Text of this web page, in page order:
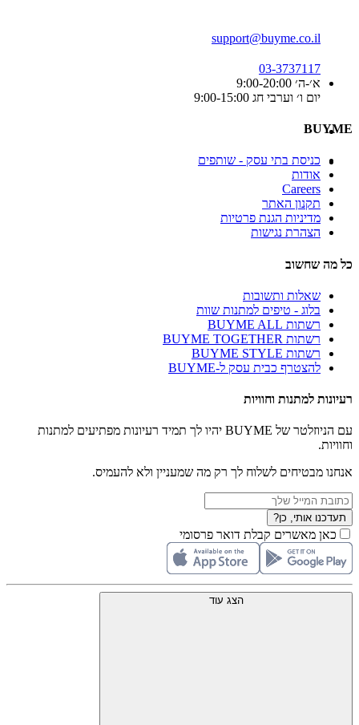
support@buyme.co.il
03-3737117
א׳-ה׳ 9:00-20:00
יום ו׳ וערבי חג 9:00-15:00
BUYME
כניסת בתי עסק - שותפים
אודות
Careers
תקנון האתר
מדיניות הגנת פרטיות
הצהרת נגישות
כל מה שחשוב
שאלות ותשובות
בלוג - טיפים למתנות שוות
רשתות BUYME ALL
רשתות BUYME TOGETHER
רשתות BUYME STYLE
להצטרף כבית עסק ל-BUYME
רעיונות למתנות וחוויות
עם הניוזלטר של BUYME יהיו לך תמיד רעיונות מפתיעים למתנות
וחוויות.
אנחנו מבטיחים לשלוח לך רק מה שמעניין ולא להעמיס.
תעדכנו אותי, כן?
כאן מאשרים קבלת דואר פרסומי
הצג עוד